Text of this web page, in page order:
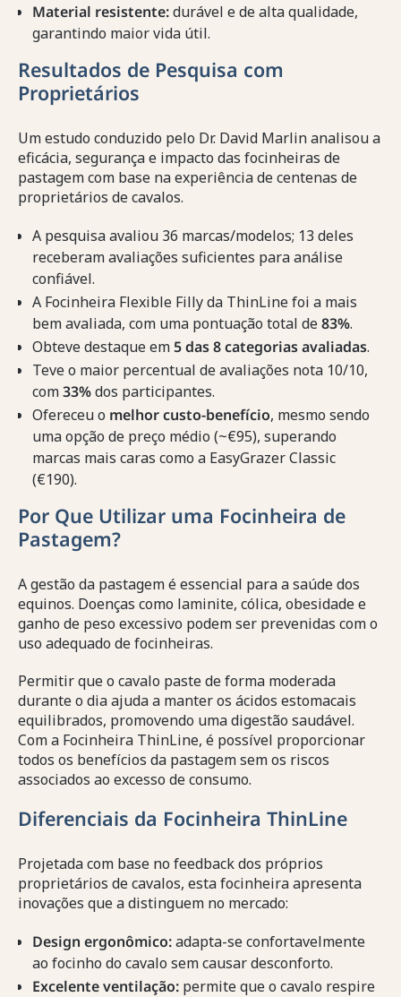
Material resistente:durável e de alta qualidade,
garantindo maior vida útil.
Resultados de Pesquisa com
Proprietários
Um estudo conduzido pelo Dr. David Marlin analisou a
eficácia, segurança e impacto das focinheiras de
pastagem com base na experiência de centenas de
proprietários de cavalos.
A pesquisa avaliou 36 marcas/modelos; 13 deles
receberam avaliações suficientes para análise
confiável.
A Focinheira Flexible Filly da ThinLine foi a mais
bem avaliada, com uma pontuação total de83%.
Obteve destaque em5 das 8 categorias avaliadas.
Teve o maior percentual de avaliações nota 10/10,
com33%dos participantes.
Ofereceu o melhor custo-benefício, mesmo sendo
uma opção de preço médio (~€95), superando
marcas mais caras como a EasyGrazer Classic
(€190).
Por Que Utilizar uma Focinheira de
Pastagem?
A gestão da pastagem é essencial para a saúde dos
equinos. Doenças como laminite, cólica, obesidade e
ganho de peso excessivo podem ser prevenidas com o
uso adequado de focinheiras.
Permitir que o cavalo paste de forma moderada
durante o dia ajuda a manter os ácidos estomacais
equilibrados, promovendo uma digestão saudável.
Com a Focinheira ThinLine, é possível proporcionar
todos os benefícios da pastagem sem os riscos
associados ao excesso de consumo.
Diferenciais da Focinheira ThinLine
Projetada com base no feedback dos próprios
proprietários de cavalos, esta focinheira apresenta
inovações que a distinguem no mercado:
Design ergonômico:adapta-se confortavelmente
ao focinho do cavalo sem causar desconforto.
Excelente ventilação: permite que o cavalo respire